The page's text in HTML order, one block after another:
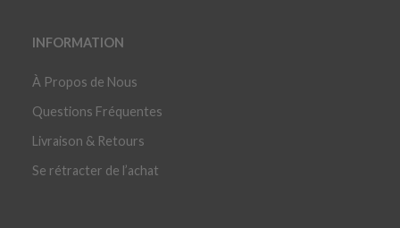
INFORMATION
À Propos de Nous
Questions Fréquentes
Livraison & Retours
Se rétracter de l’achat